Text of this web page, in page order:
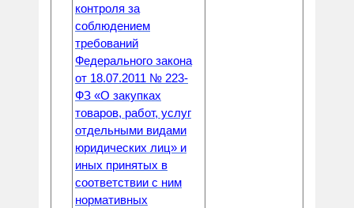
контроля за
соблюдением
требований
Федерального закона
от 18.07.2011 № 223-
ФЗ «О закупках
товаров, работ, услуг
отдельными видами
юридических лиц» и
иных принятых в
соответствии с ним
нормативных